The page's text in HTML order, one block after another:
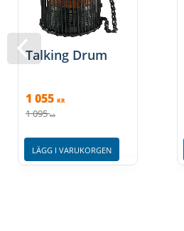
Talking Drum
1 055 KR
1 095 KR
LÄGG I VARUKORGEN